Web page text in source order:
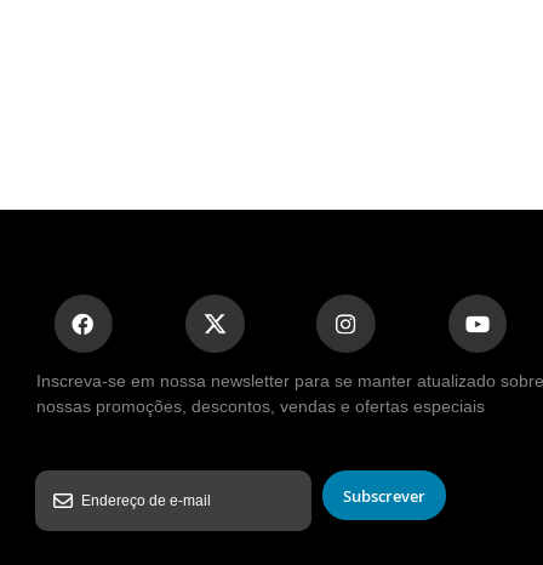
Inscreva-se em nossa newsletter para se manter atualizado sobre
nossas promoções, descontos, vendas e ofertas especiais
Subscrever